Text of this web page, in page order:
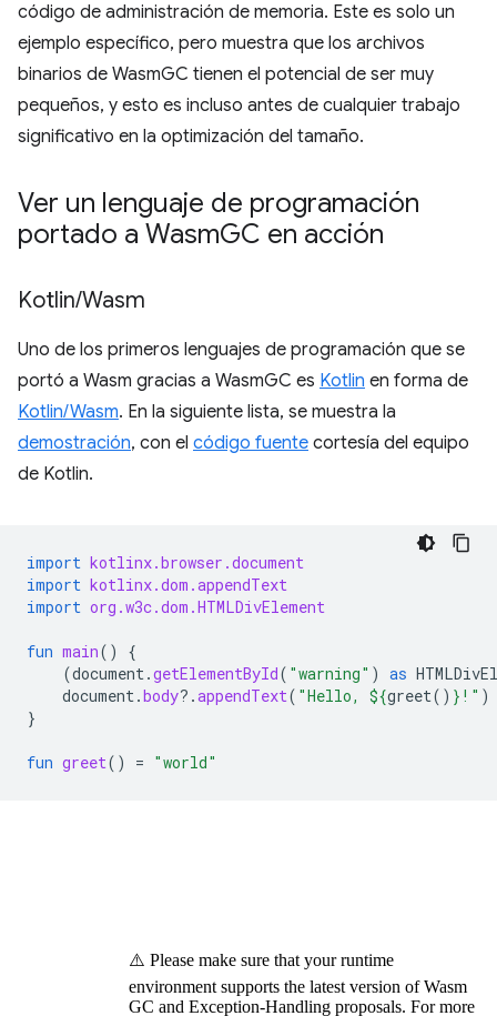
código de administración de memoria. Este es solo un
ejemplo específico, pero muestra que los archivos
binarios de WasmGC tienen el potencial de ser muy
pequeños, y esto es incluso antes de cualquier trabajo
significativo en la optimización del tamaño.
Ver un lenguaje de programación
portado a WasmGC en acción
Kotlin/Wasm
Uno de los primeros lenguajes de programación que se
portó a Wasm gracias a WasmGC es Kotlin en forma de
Kotlin/Wasm. En la siguiente lista, se muestra la
demostración, con el código fuente cortesía del equipo
de Kotlin.
import kotlinx.browser.document
import kotlinx.dom.appendText
import org.w3c.dom.HTMLDivElement
fun main()
{
(document.getElementById( "warning" ) as
document.body?.appendText( "Hello, ${greet() } !" )
}
fun greet() = "world"